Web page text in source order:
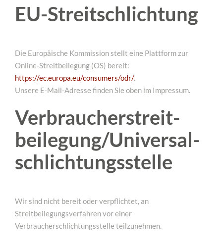
EU-Streitschlichtung
Die Europäische Kommission stellt eine Plattform zur
Online-Streitbeilegung (OS) bereit:
https://ec.europa.eu/consumers/odr/.
Unsere E-Mail-Adresse finden Sie oben im Impressum.
Verbraucher­streit­
beilegung/Universal­
schlichtungs­stelle
Wir sind nicht bereit oder verpflichtet, an
Streitbeilegungsverfahren vor einer
Verbraucherschlichtungsstelle teilzunehmen.